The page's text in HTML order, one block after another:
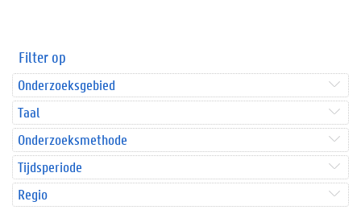
Filter op
Onderzoeksgebied
Taal
Onderzoeksmethode
Tijdsperiode
Regio